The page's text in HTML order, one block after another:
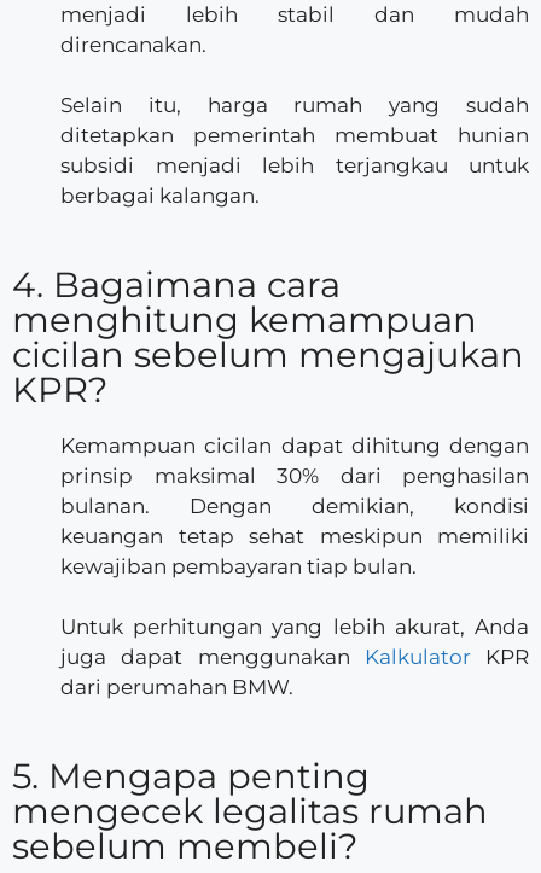
menjadi lebih stabil dan mudah
direncanakan.
Selain itu, harga rumah yang sudah
ditetapkan pemerintah membuat hunian
subsidi menjadi lebih terjangkau untuk
berbagai kalangan.
4. Bagaimana cara
menghitung kemampuan
cicilan sebelum mengajukan
KPR?
Kemampuan cicilan dapat dihitung dengan
prinsip maksimal 30% dari penghasilan
bulanan. Dengan demikian, kondisi
keuangan tetap sehat meskipun memiliki
kewajiban pembayaran tiap bulan.
Untuk perhitungan yang lebih akurat, Anda
juga dapat menggunakan KalkulatorKPR
dari perumahan BMW.
5. Mengapa penting
mengecek legalitas rumah
sebelum membeli?